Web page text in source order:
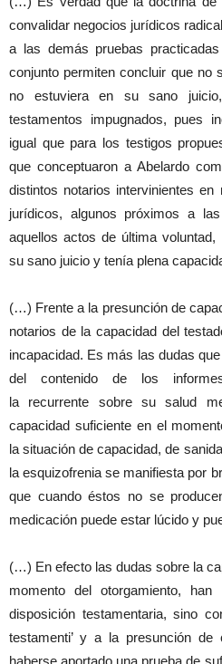
convalidar negocios jurídicos
a las demás pruebas
conjunto permiten concluir que no
no estuviera en su sano
testamentos impugnados, pues
igual que para los testigos
que conceptuaron a Abelardo
distintos notarios intervinientes
jurídicos, algunos próximos a
aquellos actos de última
su sano juicio y tenía plena
(…) Frente a la presunción de
notarios de la capacidad del
incapacidad. Es más las dudas
del contenido de los
la recurrente sobre su salud
capacidad suficiente en el
la situación de capacidad, de
la esquizofrenia se manifiesta por
que cuando éstos no se
medicación puede estar lúcido y
(…) En efecto las dudas sobre la
momento del otorgamiento,
disposición testamentaria, sino
testamenti’ y a la presunción
haberse aportado una prueba de